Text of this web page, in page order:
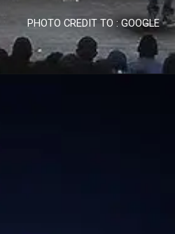
PHOTO CREDIT TO : GOOGLE